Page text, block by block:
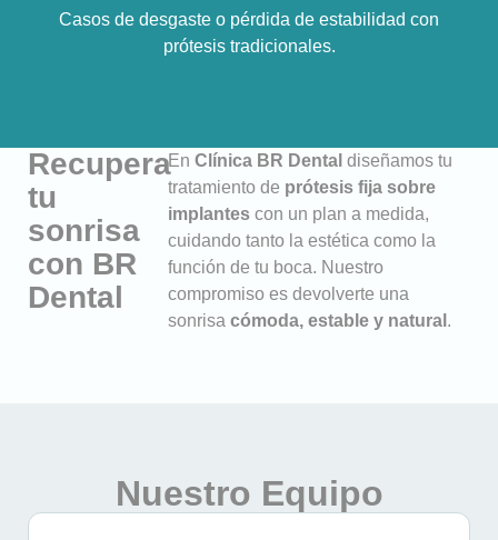
Casos de desgaste o pérdida de estabilidad con
prótesis tradicionales.
Recupera
tu
sonrisa
con BR
Dental
EnClínica BR Dental diseñamos tu
tratamiento de prótesis fija sobre
implantes con un plan a medida,
cuidando tanto la estética como la
función de tu boca. Nuestro
compromiso es devolverte una
sonrisacómoda, estable y natural .
Nuestro Equipo